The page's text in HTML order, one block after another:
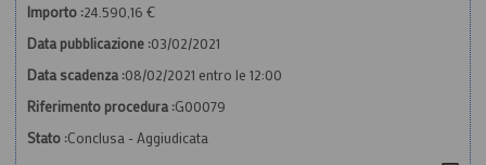
Importo :24.590,16 €
Data pubblicazione :03/02/2021
Data scadenza :08/02/2021 entro le 12:00
Riferimento procedura :G00079
Stato :Conclusa - Aggiudicata